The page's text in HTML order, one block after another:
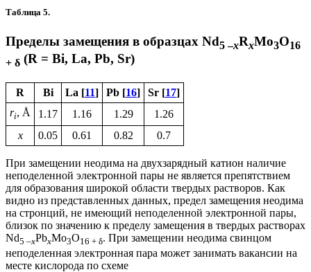
Таблица 5.
Пределы замещения в образцах Nd5 –xRxMo3O16
+ δ (R = Bi, La, Pb, Sr)
R Bi La [11] Pb [16] Sr [17]
ri, Å 1.17 1.16 1.29
1.26
x
0.05 0.61 0.82 0.7
При замещении неодима на двухзарядный катион наличие
неподеленной электронной пары не является препятствием
для образования широкой области твердых растворов. Как
видно из представленных данных, предел замещения неодима
на стронций, не имеющий неподеленной электронной пары,
близок по значению к пределу замещения в твердых растворах
Nd5 –xPbxMo3O16 + δ. При замещении неодима свинцом
неподеленная электронная пара может занимать вакансии на
месте кислорода по схеме